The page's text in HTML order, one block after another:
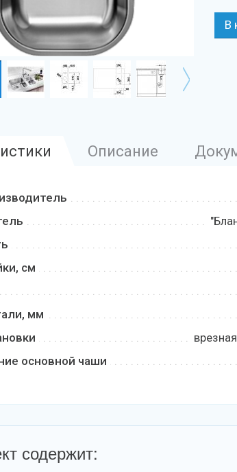
Описание
см
мм
основной чаши
содержит: